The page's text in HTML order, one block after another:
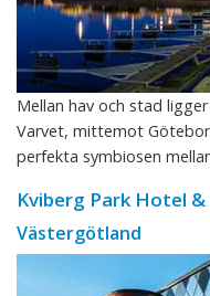
Mellan hav och stad
Varvet, mittemot
perfekta symbiosen
Kviberg Park Hotel
Västergötland